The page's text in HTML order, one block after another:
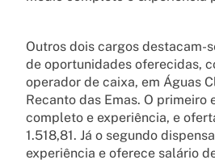
Outros dois cargos destacam-
de oportunidades oferecidas,
operador de caixa, em Águas
Recanto das Emas. O primeiro
completo e experiência, e
1.518,81. Já o segundo
experiência e oferece salário